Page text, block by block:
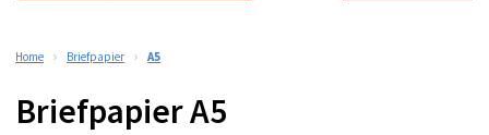
Home Briefpapier A5
Briefpapier A5